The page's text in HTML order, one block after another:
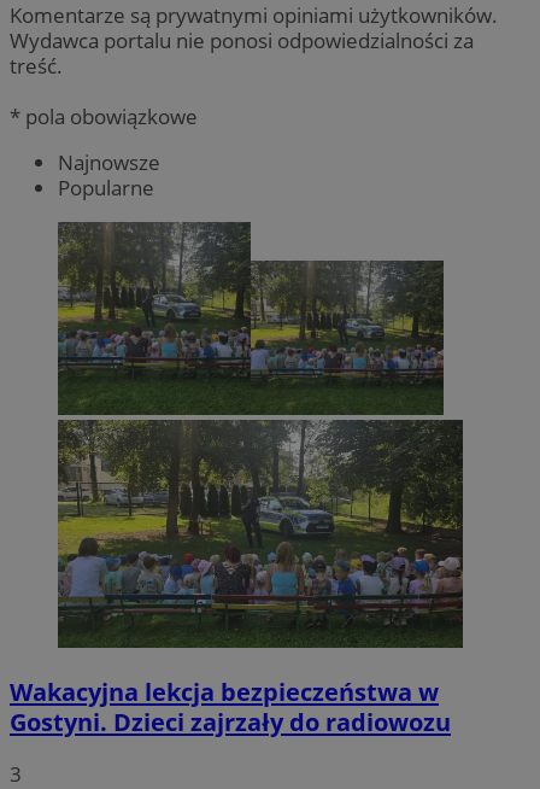
Komentarze są prywatnymi opiniami użytkowników.
Wydawca portalu nie ponosi odpowiedzialności za
treść.
* pola obowiązkowe
Najnowsze
Popularne
Wakacyjna lekcja bezpieczeństwa w
Gostyni. Dzieci zajrzały do radiowozu
3